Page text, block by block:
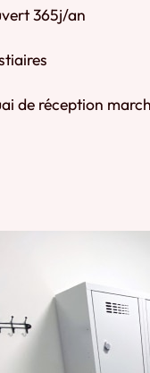
365j/an
de réception